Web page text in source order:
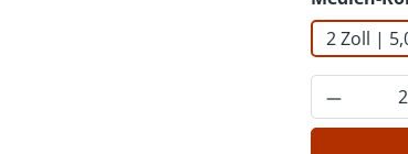
2 Zoll |